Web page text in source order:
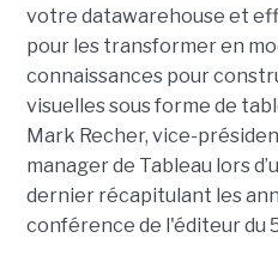
votre datawarehouse et
pour les transformer en
connaissances pour
visuelles sous forme de
Mark Recher, vice-
manager de Tableau lors
dernier récapitulant les
conférence de l'éditeur du